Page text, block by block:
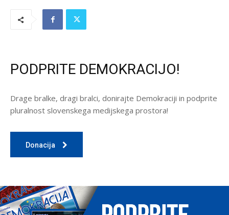
PODPRITE DEMOKRACIJO!
Drage bralke, dragi bralci, donirajte Demokraciji in podprite
pluralnost slovenskega medijskega prostora!
Donacija